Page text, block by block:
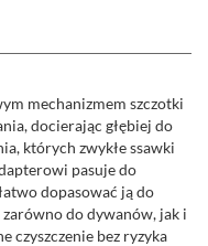
mechanizmem szczotki
docierając głębiej do
których zwykłe ssawki
pasuje do
dopasować ją do
zarówno do dywanów, jak i
czyszczenie bez ryzyka